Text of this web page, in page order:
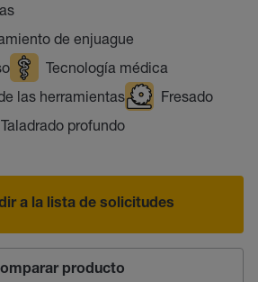
de enjuague
Tecnología médica
las herramientas
Fresado
Taladrado profundo
a la lista de solicitudes
producto